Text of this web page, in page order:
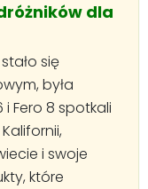
dla
się
była
Fero 8 spotkali
i swoje
które